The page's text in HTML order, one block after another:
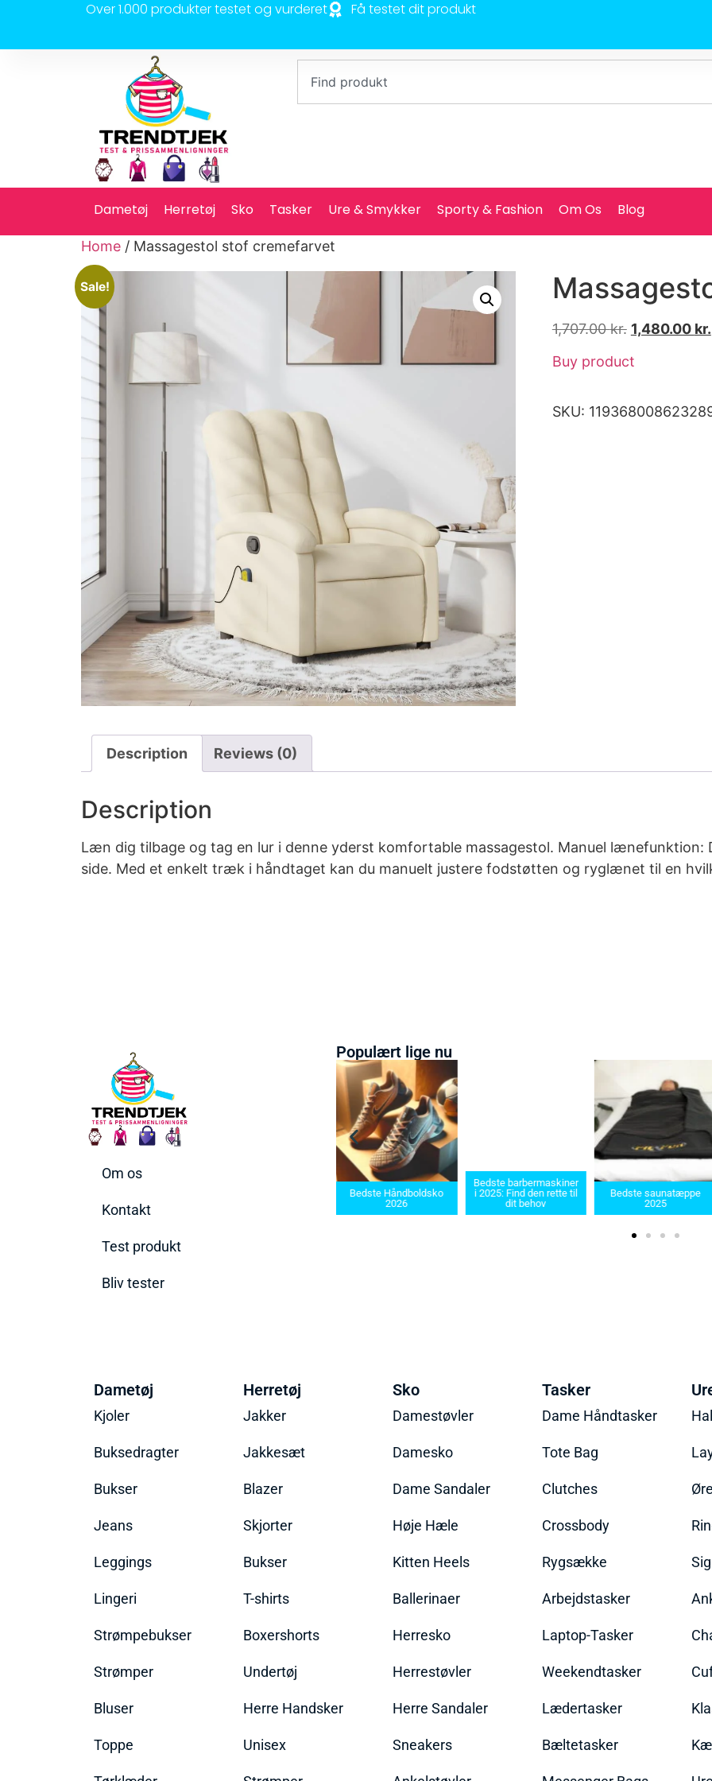
Over 1.000 produkter testet og vurderet Få testet dit produkt
Dametøj Herretøj Sko Tasker Ure & Smykker Sporty & Fashion Om Os Blog
Home / Massagestol stof cremefarvet
Sale!
1,707.00kr. 1,480.00 kr.
Buy product
SKU:
Description Reviews (0)
Description
Læn dig tilbage og tag en lur i denne yderst komfortable massagestol. Manuel
side. Med et enkelt træk i håndtaget kan du manuelt justere fodstøtten og ryglænet til en
Om os
Kontakt
Test produkt
Bliv tester
Populært lige nu
2025
Bedste Håndboldsko
2026
Bedste barbermaskiner
i 2025: Find den rette til
dit behov
Bedste saunatæppe
2025
Dametøj
Kjoler
Buksedragter
Bukser
Jeans
Leggings
Lingeri
Strømpebukser
Strømper
Bluser
Toppe
Herretøj
Jakker
Jakkesæt
Blazer
Skjorter
Bukser
T-shirts
Boxershorts
Undertøj
Herre Handsker
Unisex
Sko
Damestøvler
Damesko
Dame Sandaler
Høje Hæle
Kitten Heels
Ballerinaer
Herresko
Herrestøvler
Herre Sandaler
Sneakers
Tasker
Dame Håndtasker
Tote Bag
Clutches
Crossbody
Rygsække
Arbejdstasker
Laptop-Tasker
Weekendtasker
Lædertasker
Bæltetasker